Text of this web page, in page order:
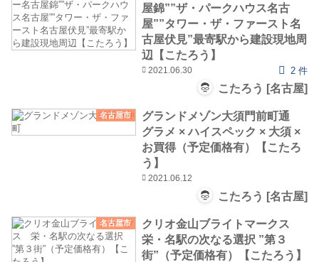
屋錦””ザ・パークハウス名古
屋””タワー・ザ・ファースト名
古屋伏見”最寄駅から建設現地周
辺【こたろう】
2021.06.30 2 件
こたろう [名古屋]
名古屋市
グランドメゾン大須門前町通
グラメ × ハイスペック × 大須 ×
お買得（予定価格有）【こたろ
う】
2021.06.12
こたろう [名古屋]
名古屋市
クリオ金山ブライトマークス
栄・名駅の次なる選択 ”第３
街”（予定価格有）【こたろう】